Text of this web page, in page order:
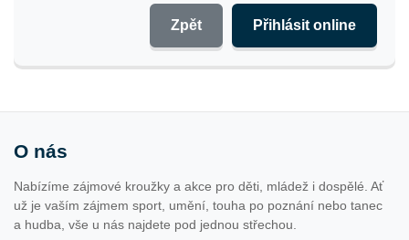
Přihlásit online
Zpět
O nás
Nabízíme zájmové kroužky a akce pro děti, mládež i dospělé. Ať
už je vaším zájmem sport, umění, touha po poznání nebo tanec
a hudba, vše u nás najdete pod jednou střechou.